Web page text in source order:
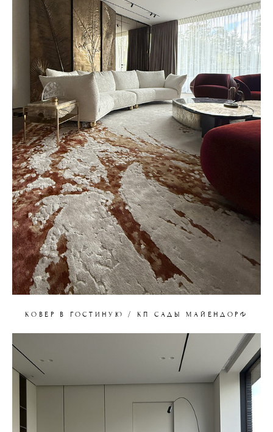
КОВЕР В ГОСТИНУЮ / КП САДЫ МАЙЕНДОРФ